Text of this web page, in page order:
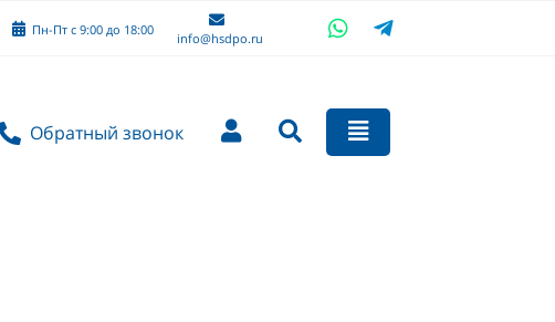
Пн-Пт с 9:00 до 18:00
info@hsdpo.ru
Обратный звонок